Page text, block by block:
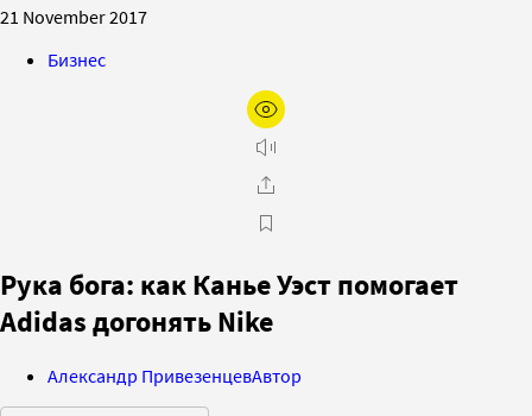
21 November 2017
Бизнес
Рука бога: как Канье Уэст помогает
Adidas догонять Nike
Александр ПривезенцевАвтор